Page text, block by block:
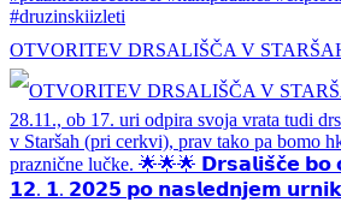
OTVORITEV DRSALIŠČA V